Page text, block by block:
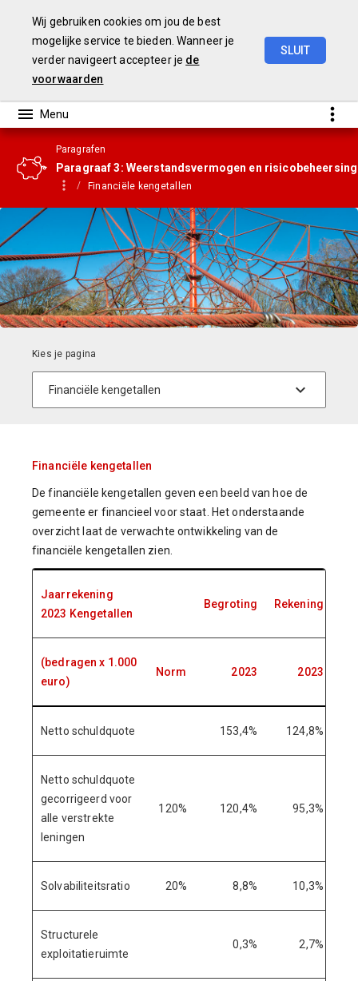
Wij gebruiken cookies om jou de best
mogelijke service te bieden. Wanneer je
verder navigeert accepteer je de
voorwaarden
SLUIT
Paragrafen
Paragraaf 3: Weerstandsvermogen en risicobeheersing
Financiële kengetallen
Financiële kengetallen
De financiële kengetallen geven een beeld van hoe de
gemeente er financieel voor staat. Het onderstaande
overzicht laat de verwachte ontwikkeling van de
financiële kengetallen zien.
Jaarrekening
2023 Kengetallen
Begroting Rekening
(bedragen x 1.000
euro)
Norm 2023 2023
Netto schuldquote 153,4% 124,8%
Netto schuldquote
gecorrigeerd voor
alle verstrekte
leningen
120% 120,4% 95,3%
Solvabiliteitsratio 20% 8,8% 10,3%
Structurele
exploitatieruimte
0,3% 2,7%